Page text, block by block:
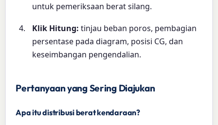
untuk pemeriksaan berat silang.
Klik Hitung: tinjau beban poros, pembagian
persentase pada diagram, posisi CG, dan
keseimbangan pengendalian.
Pertanyaan yang Sering Diajukan
Apa itu distribusi berat kendaraan?